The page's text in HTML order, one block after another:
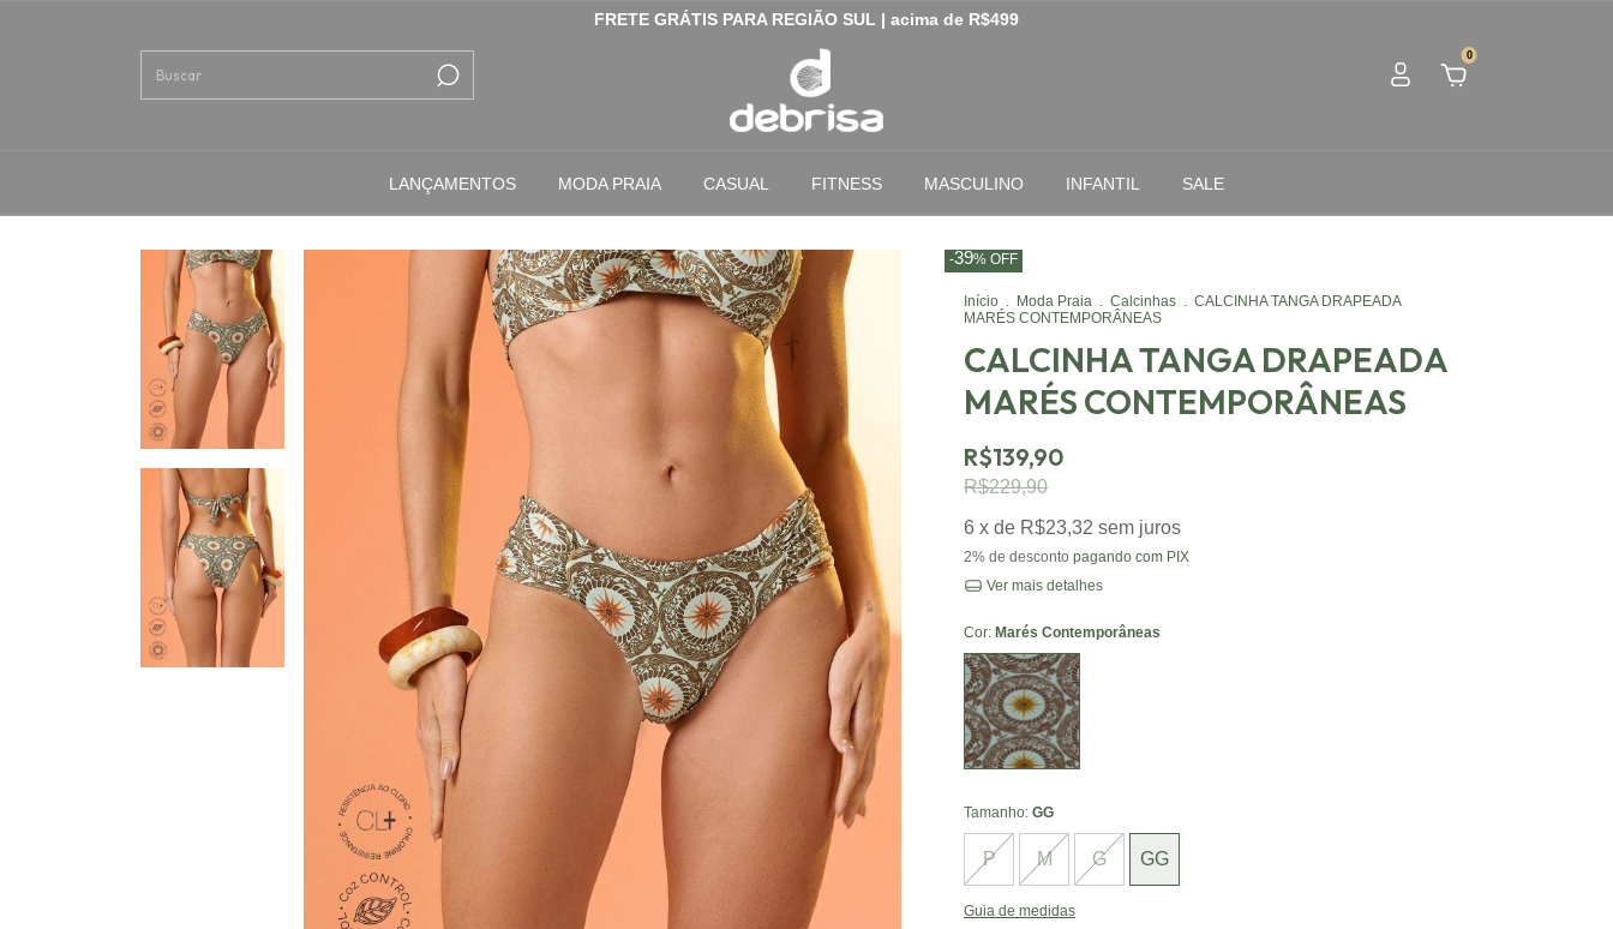
0
LANÇAMENTOS MODA PRAIA CASUAL FITNESS MASCULINO INFANTIL SALE
Início . Moda Praia . Calcinhas . CALCINHA TANGA DRAPEADA
MARÉS CONTEMPORÂNEAS
CALCINHA TANGA DRAPEADA
MARÉS CONTEMPORÂNEAS
R$139,90
-39% OFF
R$229,90
6 x de R$23,32 sem juros
2% de desconto pagando com PIX
Ver mais detalhes
Cor: Marés Contemporâneas
Marés
Contemporâneas
Tamanho: GG
P M G GG
Guia de medidas
FRETE GRÁTIS PARA REGIÃO SUL | acima de R$499